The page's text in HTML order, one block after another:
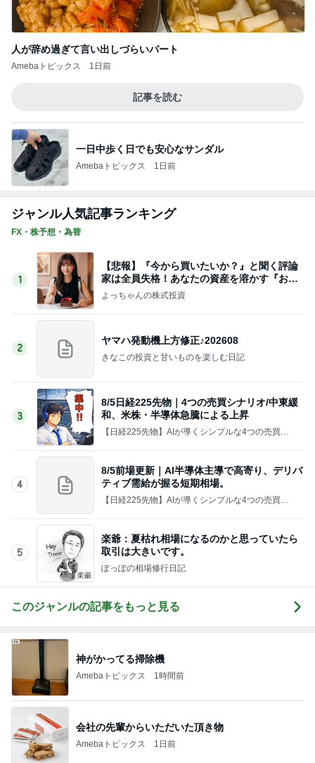
人が辞め過ぎて言い出しづらいパート
Amebaトピックス 1日前
記事を読む
一日中歩く日でも安心なサンダル
Amebaトピックス 1日前
ジャンル人気記事ランキング
FX・株予想・為替
1
【悲報】『今から買いたいか？』と聞く評論
家は全員失格！あなたの資産を溶かす『お気
持ち損切り』の罠
よっちゃんの株式投資
2
ヤマハ発動機上方修正♪202608
きなこの投資と甘いものを楽しむ日記
3
8/5日経225先物｜4つの売買シナリオ/中東緩
和、米株・半導体急騰による上昇
【日経225先物】AIが導くシンプルな4つの売買シ
4
8/5前場更新｜AI半導体主導で高寄り、デリバ
ティブ需給が握る短期相場。
【日経225先物】AIが導くシンプルな4つの売買シ
5
楽爺：夏枯れ相場になるのかと思っていたら
取引は大きいです。
ぽっぽの相場修行日記
このジャンルの記事をもっと見る
神がかってる掃除機
Amebaトピックス 1時間前
会社の先輩からいただいた頂き物
Amebaトピックス 1日前